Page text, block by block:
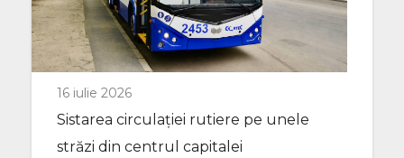
16 iulie 2026
Sistarea circulației rutiere pe unele
străzi din centrul capitalei